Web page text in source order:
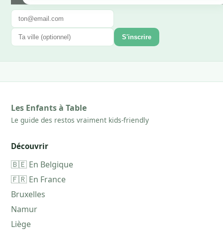
S'inscrire
Les Enfants à Table
Le guide des restos vraiment kids-friendly
Découvrir
🇧🇪 En Belgique
🇫🇷 En France
Bruxelles
Namur
Liège